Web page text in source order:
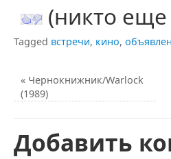
(никто еще
Tagged встречи, кино,
« Чернокнижник/Warlock
(1989)
Добавить